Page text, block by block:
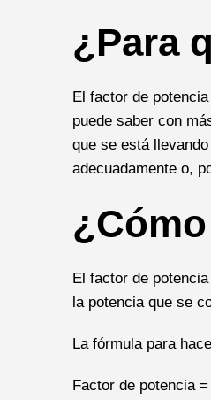
¿Para
El factor de
puede saber con
que se está
adecuadamente o,
El factor de
la potencia que se
La fórmula para
Factor de potencia